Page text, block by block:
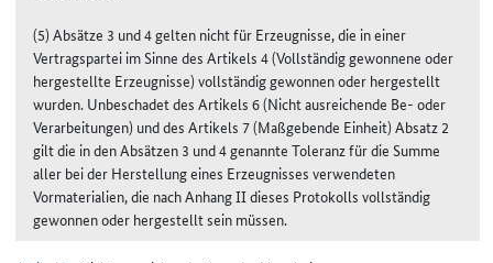
(5) Absätze 3 und 4 gelten nicht für Erzeugnisse, die in einer
Vertragspartei im Sinne des Artikels 4 (Vollständig gewonnene oder
hergestellte Erzeugnisse) vollständig gewonnen oder hergestellt
wurden. Unbeschadet des Artikels 6 (Nicht ausreichende Be- oder
Verarbeitungen) und des Artikels 7 (Maßgebende Einheit) Absatz 2
gilt die in den Absätzen 3 und 4 genannte Toleranz für die Summe
aller bei der Herstellung eines Erzeugnisses verwendeten
Vormaterialien, die nach Anhang II dieses Protokolls vollständig
gewonnen oder hergestellt sein müssen.